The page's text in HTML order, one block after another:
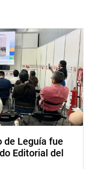
que el Congreso
EsSalud es elegido
busca modificar la
independencia del
reduciendo la
sea electo por los
directorio de EsSalud
un notable respaldo
fortaleciendo así su
precisa la
de Leguía fue
Editorial del